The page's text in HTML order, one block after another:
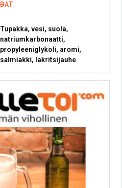
BAT
Tupakka, vesi, suola,
natriumkarbonaatti,
propyleeniglykoli, aromi,
salmiakki, lakritsijauhe